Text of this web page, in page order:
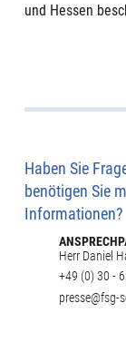
und Hessen
+49 (0) 30 -
Haben Sie
benötigen Sie
Informationen?
presse@fsg-
Herr Daniel